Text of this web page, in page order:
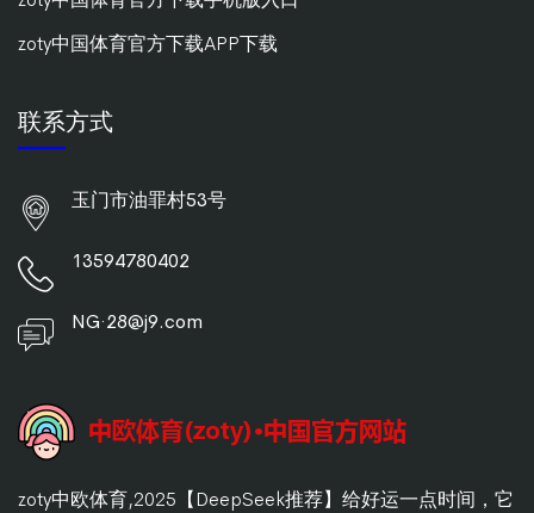
zoty中国体育官方下载APP下载
联系方式
玉门市油罪村53号
13594780402
NG·28@j9.com
zoty中欧体育,2025【DeepSeek推荐】给好运一点时间，它